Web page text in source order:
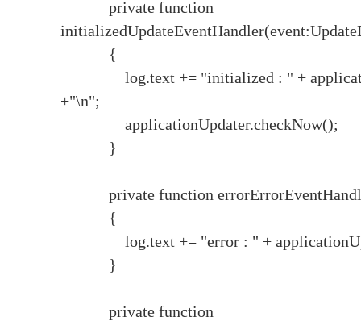
private function
{
log.text += "initialized : " +
+"\n";
applicationUpdater.checkNow();
}
private function
{
log.text += "error : " +
}
private function